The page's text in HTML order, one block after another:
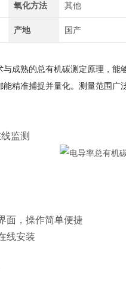
氧化方法 其他
产地 国产
成熟的总有机碳测定原理，
精准捕捉并量化。测量范围
监测
面，操作简单便捷
线安装